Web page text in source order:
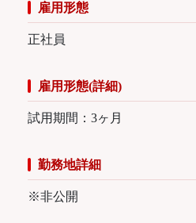
雇用形態
正社員
雇用形態(詳細)
試用期間：3ヶ月
勤務地詳細
※非公開